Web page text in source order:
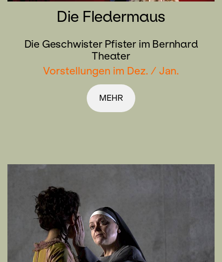
Die Fledermaus
Die Geschwister Pfister im Bernhard
Theater
Vorstellungen im Dez. / Jan.
MEHR